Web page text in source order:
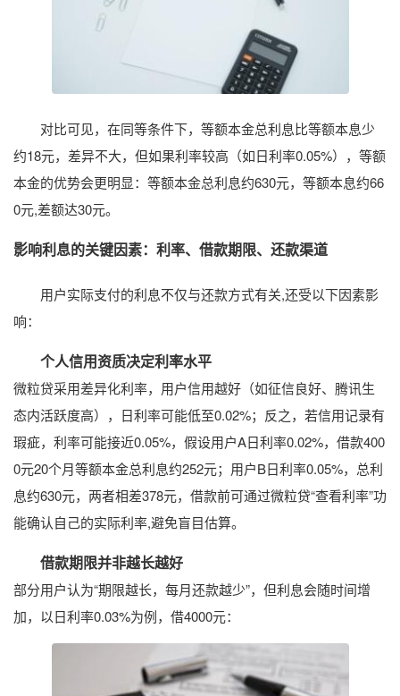
对比可见，在同等条件下，等额本金总利息比等额本息少
约18元，差异不大，但如果利率较高（如日利率0.05%），等额
本金的优势会更明显：等额本金总利息约630元，等额本息约66
0元,差额达30元。
影响利息的关键因素：利率、借款期限、还款渠道
用户实际支付的利息不仅与还款方式有关,还受以下因素影
响：
个人信用资质决定利率水平
微粒贷采用差异化利率，用户信用越好（如征信良好、腾讯生
态内活跃度高），日利率可能低至0.02%；反之，若信用记录有
瑕疵，利率可能接近0.05%，假设用户A日利率0.02%，借款400
0元20个月等额本金总利息约252元；用户B日利率0.05%，总利
息约630元，两者相差378元，借款前可通过微粒贷“查看利率”功
能确认自己的实际利率,避免盲目估算。
借款期限并非越长越好
部分用户认为“期限越长，每月还款越少”，但利息会随时间增
加，以日利率0.03%为例，借4000元：